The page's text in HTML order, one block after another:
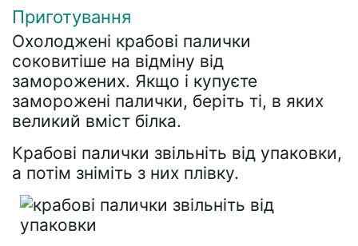
Приготування
Охолоджені крабові палички
соковитіше на відміну від
заморожених. Якщо і купуєте
заморожені палички, беріть ті, в яких
великий вміст білка.
Крабові палички звільніть від упаковки,
а потім зніміть з них плівку.